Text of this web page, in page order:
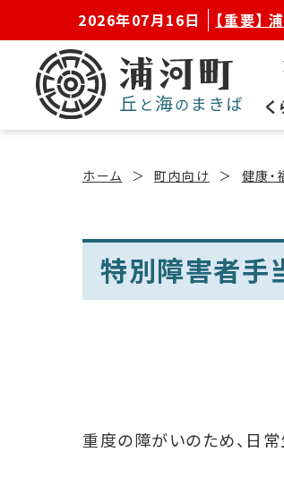
2026年07月16日 【重要】
く
ホーム 町内向け 健康・
特別障害者手
重度の障がいのため、日